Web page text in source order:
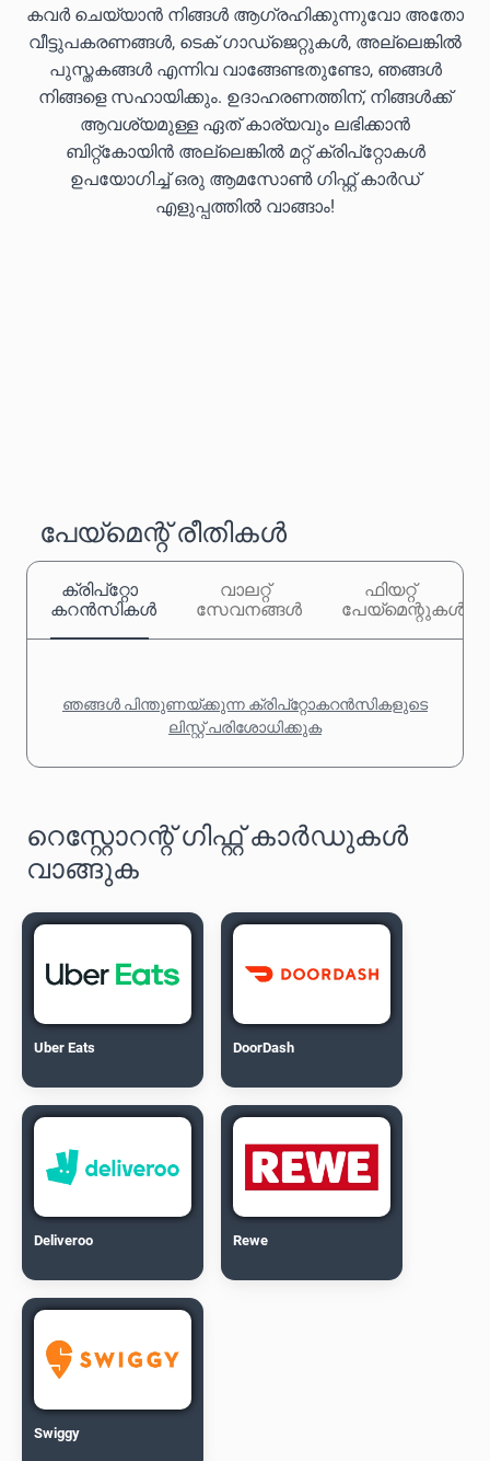
കവർ ചെയ്യാൻ നിങ്ങൾ ആഗ്രഹിക്കുന്നുവോ അതോ
വീട്ടുപകരണങ്ങൾ, ടെക് ഗാഡ്‌ജെറ്റുകൾ, അല്ലെങ്കിൽ
പുസ്തകങ്ങൾ എന്നിവ വാങ്ങേണ്ടതുണ്ടോ, ഞങ്ങൾ
നിങ്ങളെ സഹായിക്കും. ഉദാഹരണത്തിന്, നിങ്ങൾക്ക്
ആവശ്യമുള്ള ഏത് കാര്യവും ലഭിക്കാൻ
ബിറ്റ്കോയിൻ അല്ലെങ്കിൽ മറ്റ് ക്രിപ്‌റ്റോകൾ
ഉപയോഗിച്ച് ഒരു ആമസോൺ ഗിഫ്റ്റ് കാർഡ്
എളുപ്പത്തിൽ വാങ്ങാം!
പേയ്‌മെന്റ് രീതികൾ
ക്രിപ്‌റ്റോ
കറൻസികൾ
വാലറ്റ്
സേവനങ്ങൾ
ഫിയറ്റ്
പേയ്‌മെന്റുകൾ
ഞങ്ങൾ പിന്തുണയ്ക്കുന്ന ക്രിപ്‌റ്റോകറൻസികളുടെ
ലിസ്റ്റ് പരിശോധിക്കുക
റെസ്റ്റോറന്റ് ഗിഫ്റ്റ് കാർഡുകൾ
വാങ്ങുക
Uber Eats DoorDash
Deliveroo Rewe
Swiggy